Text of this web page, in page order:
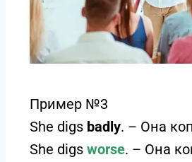
Пример №3
She digs badly. – Она
She digs worse. – Она